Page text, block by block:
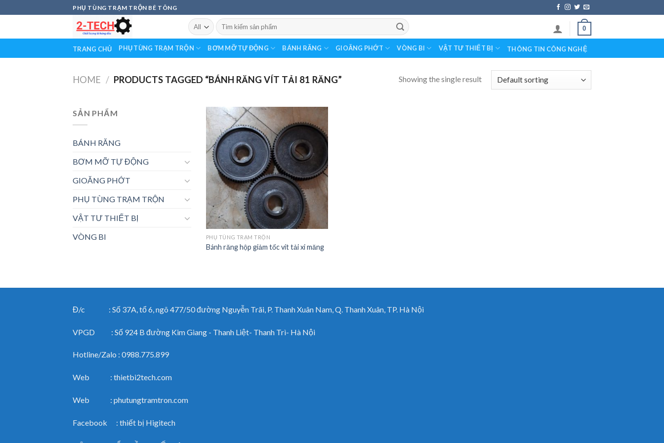
to
PHỤ TÙNG TRẠM TRỘN BÊ TÔNG
Search
for:
0
TRANG CHỦ PHỤ TÙNG TRẠM TRỘN BƠM MỠ TỰ ĐỘNG BÁNH RĂNG GIOĂNG PHỚT VÒNG BI VẬT TƯ THIẾT BỊ THÔNG TIN CÔNG NGHỆ
HOME / PRODUCTS TAGGED “BÁNH RĂNG VÍT TẢI 81 RĂNG” Showing the single result
SẢN PHẨM
BÁNH RĂNG
BƠM MỠ TỰ ĐỘNG
GIOĂNG PHỚT
PHỤ TÙNG TRẠM TRỘN
VẬT TƯ THIẾT BỊ
VÒNG BI
PHỤ TÙNG TRẠM TRỘN
Bánh răng hộp giảm tốc vít tải xi măng
Đ/c : Số 37A, tổ 6, ngõ 477/50 đường Nguyễn Trãi, P. Thanh Xuân Nam, Q. Thanh Xuân, TP. Hà Nội
VPGD : Số 924 B đường Kim Giang - Thanh Liệt- Thanh Trì- Hà Nội
Hotline/Zalo : 0988.775.899
Web : thietbi2tech.com
Web : phutungtramtron.com
Facebook : thiết bị Higitech